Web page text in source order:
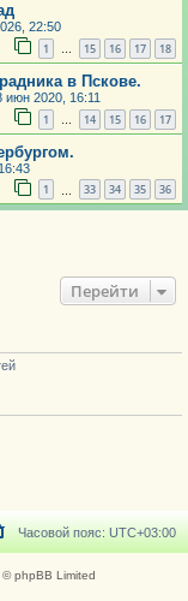
22:50
1 … 15 16 17 18
в Пскове.
июн 2020, 16:11
1 … 14 15 16 17
1 33 34 35 36
Перейти
Часовой пояс: UTC+03:00
phpBB Limited